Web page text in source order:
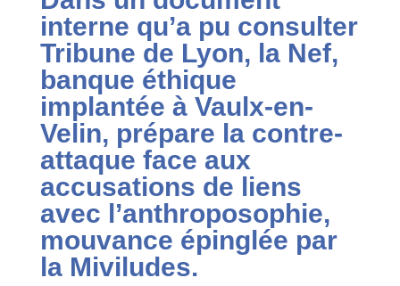
interne qu’a pu consulter
Tribune de Lyon, la Nef,
banque éthique
implantée à Vaulx-en-
Velin, prépare la contre-
attaque face aux
accusations de liens
avec l’anthroposophie,
mouvance épinglée par
la Miviludes.